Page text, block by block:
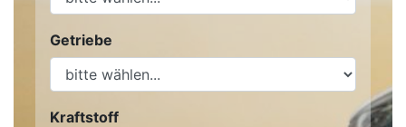
Getriebe
Kraftstoff